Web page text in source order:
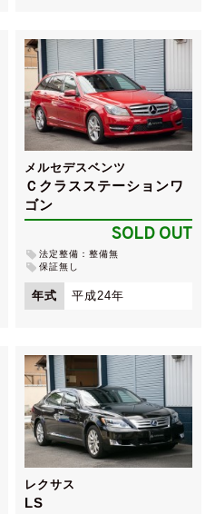
メルセデスベンツ
Ｃクラスステーションワ
ゴン
SOLD OUT
法定整備：整備無
保証無し
年式 平成24年
レクサス
LS